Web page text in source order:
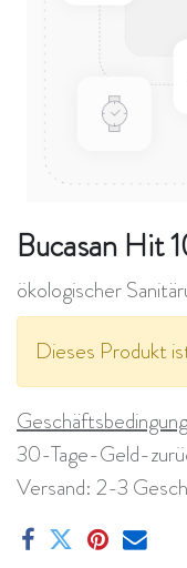
Bucasan Hit
ökologischer
Dieses Produkt
30-Tage-Geld-
Versand: 2-3